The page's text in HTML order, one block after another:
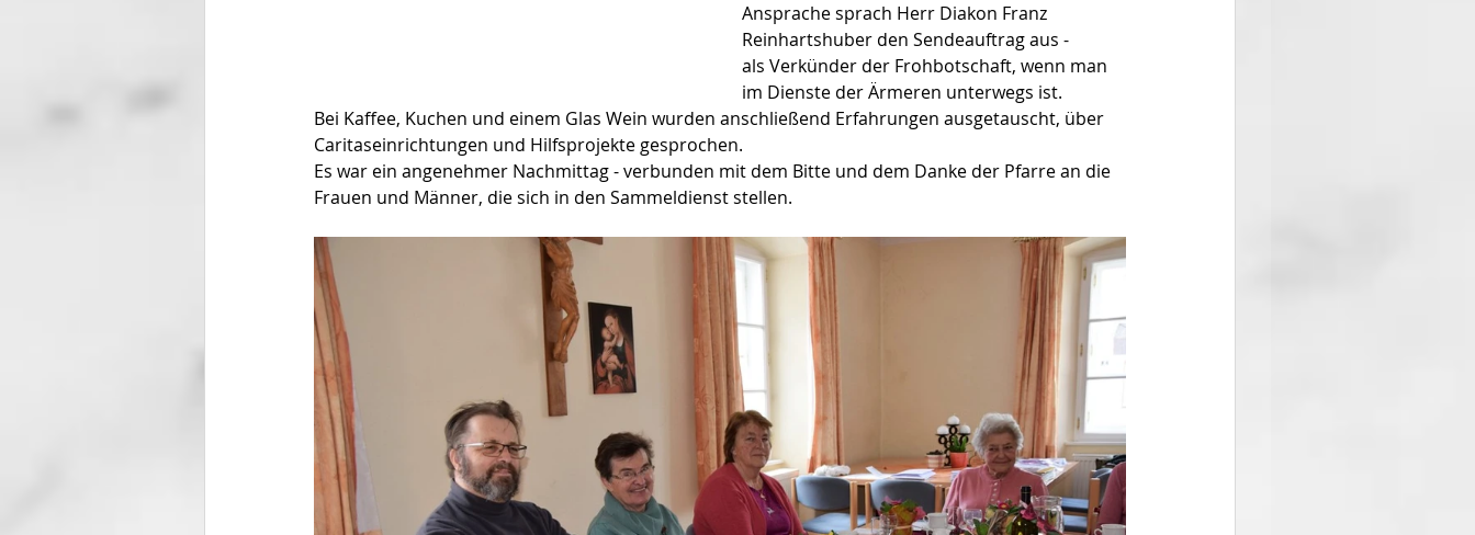
Ansprache sprach Herr Diakon Franz
Reinhartshuber den Sendeauftrag aus -
als Verkünder der Frohbotschaft, wenn man
im Dienste der Ärmeren unterwegs ist.
Bei Kaffee, Kuchen und einem Glas Wein wurden anschließend Erfahrungen ausgetauscht, über
Caritaseinrichtungen und Hilfsprojekte gesprochen.
Es war ein angenehmer Nachmittag - verbunden mit dem Bitte und dem Danke der Pfarre an die
Frauen und Männer, die sich in den Sammeldienst stellen.